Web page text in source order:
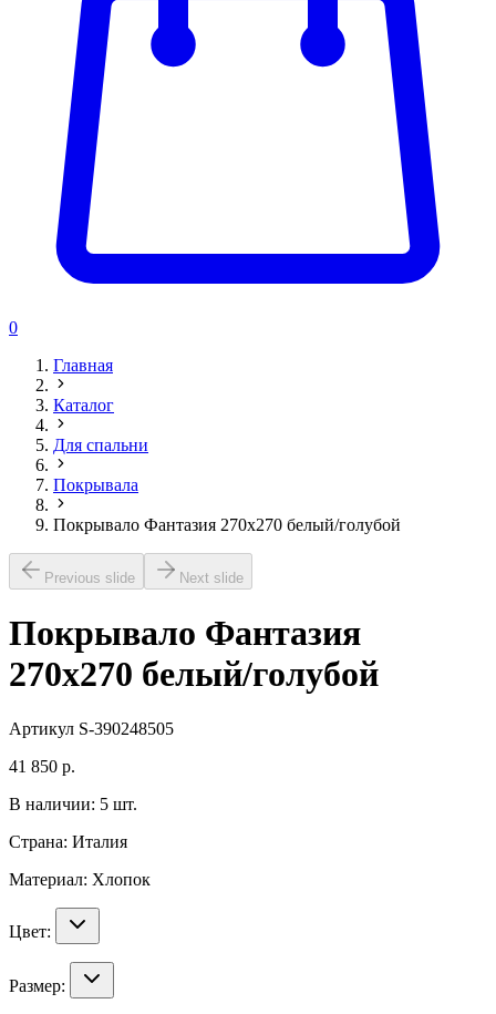
0
Главная
Каталог
Для спальни
Покрывала
Покрывало Фантазия 270х270 белый/голубой
Previous slide Next slide
Покрывало Фантазия
270х270 белый/голубой
Артикул S-390248505
41 850 р.
В наличии: 5 шт.
Страна: Италия
Материал: Хлопок
Цвет:
Размер: